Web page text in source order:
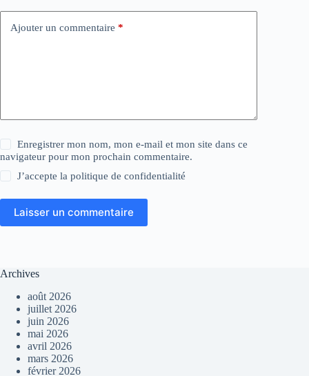
Ajouter un commentaire *
Enregistrer mon nom, mon e-mail et mon site dans ce
navigateur pour mon prochain commentaire.
J’accepte lapolitique de confidentialité
Laisser un commentaire
Archives
août 2026
juillet 2026
juin 2026
mai 2026
avril 2026
mars 2026
février 2026